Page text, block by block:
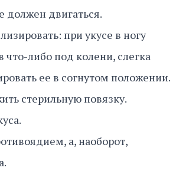
должен двигаться.
при укусе в ногу
либо под колени, слегка
ее в согнутом положении.
стерильную повязку.
а, наоборот,